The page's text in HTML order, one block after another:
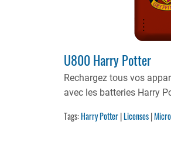
U800 Harry Potter
Rechargez tous vos
avec les batteries Harry
Tags:Harry Potter|Licenses|